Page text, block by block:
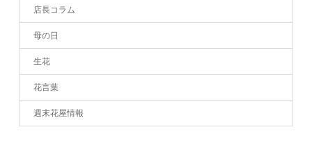
店長コラム
母の日
生花
花言葉
週末花屋情報